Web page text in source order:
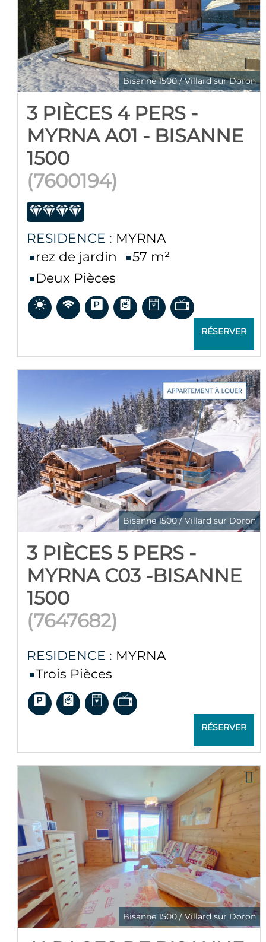
Bisanne 1500 / Villard sur Doron
3 PIÈCES 4 PERS -
MYRNA A01 - BISANNE
1500
(7600194)
RESIDENCE : MYRNA
rez de jardin
57 m²
Deux Pièces
RÉSERVER
Bisanne 1500 / Villard sur Doron
3 PIÈCES 5 PERS -
MYRNA C03 -BISANNE
1500
(7647682)
RESIDENCE : MYRNA
Trois Pièces
RÉSERVER
Bisanne 1500 / Villard sur Doron